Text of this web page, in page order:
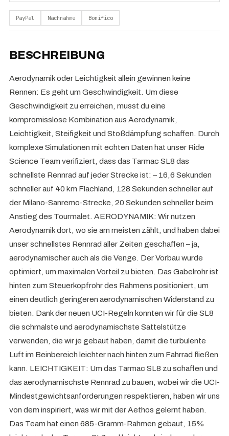
PayPal Nachnahme Bonifico
BESCHREIBUNG
Aerodynamik oder Leichtigkeit allein gewinnen keine
Rennen: Es geht um Geschwindigkeit. Um diese
Geschwindigkeit zu erreichen, musst du eine
kompromisslose Kombination aus Aerodynamik,
Leichtigkeit, Steifigkeit und Stoßdämpfung schaffen. Durch
komplexe Simulationen mit echten Daten hat unser Ride
Science Team verifiziert, dass das Tarmac SL8 das
schnellste Rennrad auf jeder Strecke ist: – 16,6 Sekunden
schneller auf 40 km Flachland, 128 Sekunden schneller auf
der Milano-Sanremo-Strecke, 20 Sekunden schneller beim
Anstieg des Tourmalet. AERODYNAMIK: Wir nutzen
Aerodynamik dort, wo sie am meisten zählt, und haben dabei
unser schnellstes Rennrad aller Zeiten geschaffen – ja,
aerodynamischer auch als die Venge. Der Vorbau wurde
optimiert, um maximalen Vorteil zu bieten. Das Gabelrohr ist
hinten zum Steuerkopfrohr des Rahmens positioniert, um
einen deutlich geringeren aerodynamischen Widerstand zu
bieten. Dank der neuen UCI-Regeln konnten wir für die SL8
die schmalste und aerodynamischste Sattelstütze
verwenden, die wir je gebaut haben, damit die turbulente
Luft im Beinbereich leichter nach hinten zum Fahrrad fließen
kann. LEICHTIGKEIT: Um das Tarmac SL8 zu schaffen und
das aerodynamischste Rennrad zu bauen, wobei wir die UCI-
Mindestgewichtsanforderungen respektieren, haben wir uns
von dem inspiriert, was wir mit der Aethos gelernt haben.
Das Team hat einen 685-Gramm-Rahmen gebaut, 15%